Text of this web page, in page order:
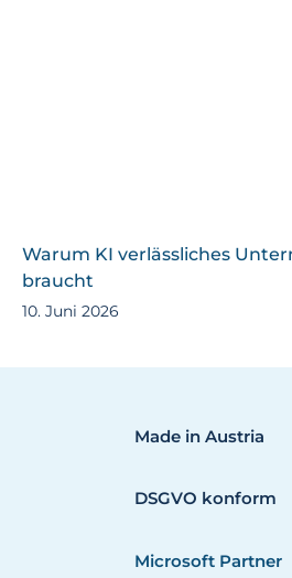
Warum KI verlässliches
braucht
10. Juni 2026
Made in Austria
DSGVO konform
Microsoft Partner